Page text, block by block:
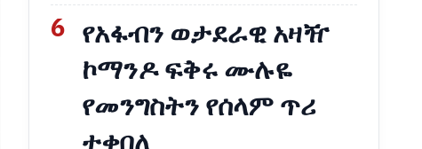
6 የአፋብን ወታደራዊ አዛዥ
ኮማንዶ ፍቅሩ ሙሉዬ
የመንግስትን የሰላም ጥሪ